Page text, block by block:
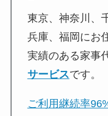
東京、神奈川、
兵庫、福岡にお
実績のある家事
サービスです。
ご利用継続率